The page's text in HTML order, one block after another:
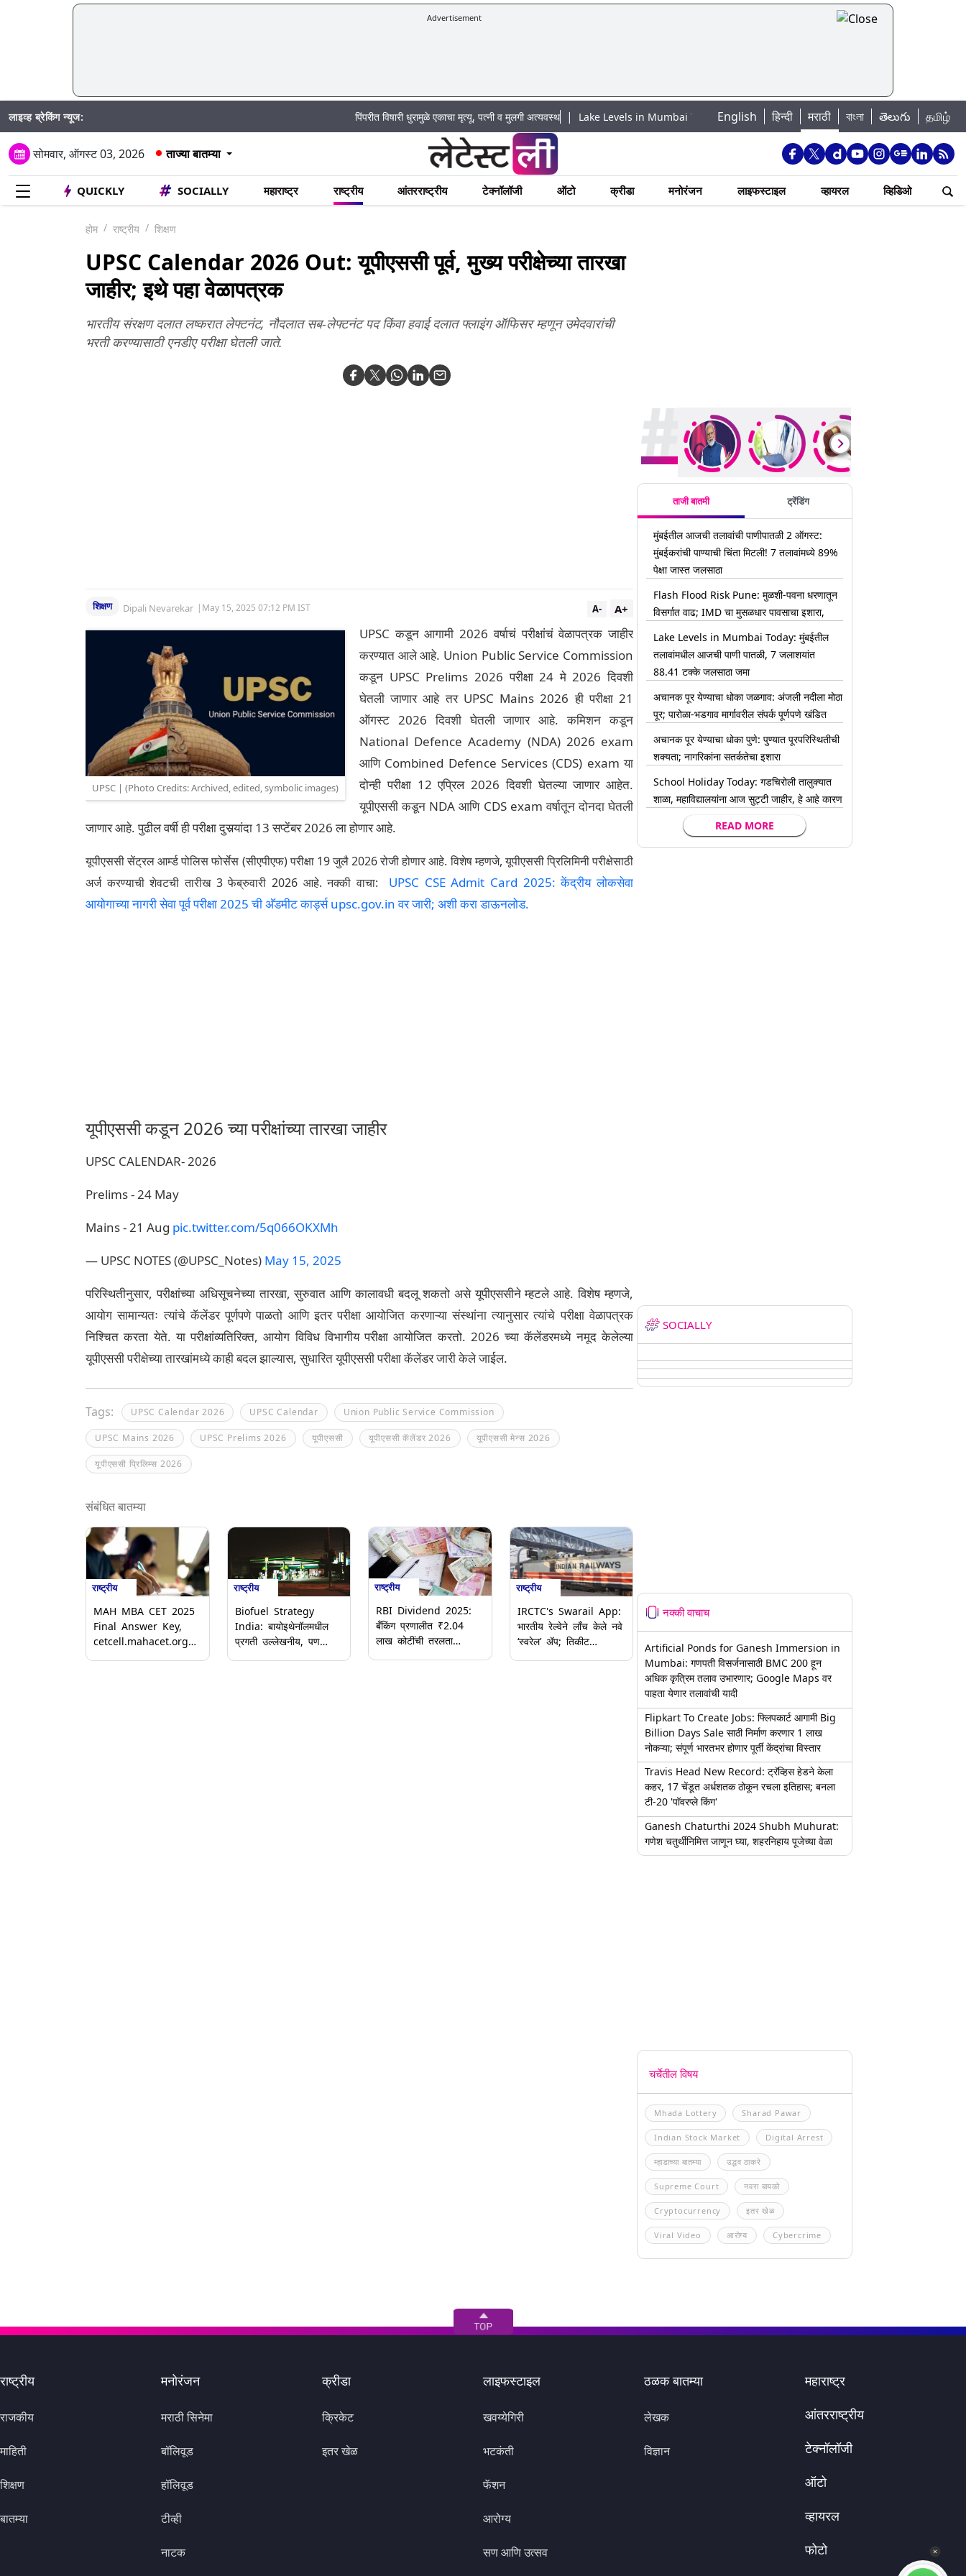
Advertisement
लाइव्ह ब्रेकिंग न्यूज: पिंपरीत विषारी धुरामुळे एकाचा मृत्यू, पत्नी व मुलगी अत्यवस्थ|Lake Levels in Mumbai Today: मुंबईतील तलावांमधील आजची पाणी पातळी, 7 जलाशयांत 88.41 टक्के जलसाठा
English हिन्दी मराठी বাংলা తెలుగు தமிழ்
सोमवार, ऑगस्ट 03, 2026 ताज्या बातम्या
QUICKLY SOCIALLY महाराष्ट्र राष्ट्रीय आंतरराष्ट्रीय टेक्नॉलॉजी ऑटो क्रीडा मनोरंजन लाइफस्टाइल व्हायरल व्हिडिओ
होम राष्ट्रीय शिक्षण
UPSC Calendar 2026 Out: यूपीएससी पूर्व, मुख्य परीक्षेच्या तारखा
जाहीर; इथे पहा वेळापत्रक
भारतीय संरक्षण दलात लष्करात लेफ्टनंट, नौदलात सब-लेफ्टनंट पद किंवा हवाई दलात फ्लाइंग ऑफिसर म्हणून उमेदवारांची
भरती करण्यासाठी एनडीए परीक्षा घेतली जाते.
शिक्षण Dipali Nevarekar | May 15, 2025 07:12 PM IST A+
A-
UPSC | (Photo Credits: Archived, edited, symbolic images)
UPSC कडून आगामी 2026 वर्षाचं परीक्षांचं वेळापत्रक जाहीर
करण्यात आले आहे. Union Public Service Commission
कडून UPSC Prelims 2026 परीक्षा 24 मे 2026 दिवशी
घेतली जाणार आहे तर UPSC Mains 2026 ही परीक्षा 21
ऑगस्ट 2026 दिवशी घेतली जाणार आहे. कमिशन कडून
National Defence Academy (NDA) 2026 exam
आणि Combined Defence Services (CDS) exam या
दोन्ही परीक्षा 12 एप्रिल 2026 दिवशी घेतल्या जाणार आहेत.
यूपीएससी कडून NDA आणि CDS exam वर्षातून दोनदा घेतली
जाणार आहे. पुढील वर्षी ही परीक्षा दुसर्‍यांदा 13 सप्टेंबर 2026 ला होणार आहे.
यूपीएससी सेंट्रल आर्म्ड पोलिस फोर्सेस (सीएपीएफ) परीक्षा 19 जुलै 2026 रोजी होणार आहे. विशेष म्हणजे, यूपीएससी प्रिलिमिनी परीक्षेसाठी
अर्ज करण्याची शेवटची तारीख 3 फेब्रुवारी 2026 आहे. नक्की वाचा: UPSC CSE Admit Card 2025: केंद्रीय लोकसेवा
आयोगाच्या नागरी सेवा पूर्व परीक्षा 2025 ची अ‍ॅडमीट कार्ड्स upsc.gov.in वर जारी; अशी करा डाऊनलोड.
यूपीएससी कडून 2026 च्या परीक्षांच्या तारखा जाहीर
UPSC CALENDAR- 2026
Prelims - 24 May
Mains - 21 Aug pic.twitter.com/5q066OKXMh
— UPSC NOTES (@UPSC_Notes) May 15, 2025
परिस्थितीनुसार, परीक्षांच्या अधिसूचनेच्या तारखा, सुरुवात आणि कालावधी बदलू शकतो असे यूपीएससीने म्हटले आहे. विशेष म्हणजे,
आयोग सामान्यतः त्यांचे कॅलेंडर पूर्णपणे पाळतो आणि इतर परीक्षा आयोजित करणाऱ्या संस्थांना त्यानुसार त्यांचे परीक्षा वेळापत्रक
निश्चित करता येते. या परीक्षांव्यतिरिक्त, आयोग विविध विभागीय परीक्षा आयोजित करतो. 2026 च्या कॅलेंडरमध्ये नमूद केलेल्या
यूपीएससी परीक्षेच्या तारखांमध्ये काही बदल झाल्यास, सुधारित यूपीएससी परीक्षा कॅलेंडर जारी केले जाईल.
Tags: UPSC Calendar 2026 UPSC Calendar Union Public Service Commission
UPSC Mains 2026 UPSC Prelims 2026 यूपीएससी यूपीएससी कॅलेंडर 2026 यूपीएससी मेन्स 2026
यूपीएससी प्रिलिम्स 2026
संबंधित बातम्या
राष्ट्रीय
MAH MBA CET 2025
Final Answer Key,
cetcell.mahacet.org
राष्ट्रीय
Biofuel Strategy
India: बायोइथेनॉलमधील
प्रगती उल्लेखनीय, पण
राष्ट्रीय
RBI Dividend 2025:
बँकिंग प्रणालीत ₹2.04
लाख कोटींची तरलता
राष्ट्रीय
IRCTC's Swarail App:
भारतीय रेल्वेने लाँच केले नवे
‘स्वरेल’ ॲप; तिकीट
ताजी बातमी ट्रेंडिंग
मुंबईतील आजची तलावांची पाणीपातळी 2 ऑगस्ट:
मुंबईकरांची पाण्याची चिंता मिटली! 7 तलावांमध्ये 89%
पेक्षा जास्त जलसाठा
Flash Flood Risk Pune: मुळशी-पवना धरणातून
विसर्गात वाढ; IMD चा मुसळधार पावसाचा इशारा,
Lake Levels in Mumbai Today: मुंबईतील
तलावांमधील आजची पाणी पातळी, 7 जलाशयांत
88.41 टक्के जलसाठा जमा
अचानक पूर येण्याचा धोका जळगाव: अंजली नदीला मोठा
पूर; पारोळा-भडगाव मार्गावरील संपर्क पूर्णपणे खंडित
अचानक पूर येण्याचा धोका पुणे: पुण्यात पूरपरिस्थितीची
शक्यता; नागरिकांना सतर्कतेचा इशारा
School Holiday Today: गडचिरोली तालुक्यात
शाळा, महाविद्यालयांना आज सुट्टी जाहीर, हे आहे कारण
READ MORE
SOCIALLY
नक्की वाचाच
Artificial Ponds for Ganesh Immersion in
Mumbai: गणपती विसर्जनासाठी BMC 200 हून
अधिक कृत्रिम तलाव उभारणार; Google Maps वर
पाहता येणार तलावांची यादी
Flipkart To Create Jobs: फ्लिपकार्ट आगामी Big
Billion Days Sale साठी निर्माण करणार 1 लाख
नोकऱ्या; संपूर्ण भारतभर होणार पूर्ती केंद्रांचा विस्तार
Travis Head New Record: ट्रॅव्हिस हेडने केला
कहर, 17 चेंडूत अर्धशतक ठोकून रचला इतिहास; बनला
टी-20 'पॉवरप्ले किंग'
Ganesh Chaturthi 2024 Shubh Muhurat:
गणेश चतुर्थीनिमित्त जाणून घ्या, शहरनिहाय पूजेच्या वेळा
चर्चेतील विषय
Mhada Lottery Sharad Pawar
Indian Stock Market Digital Arrest
म्हाडाच्या बातम्या उद्धव ठाकरे
Supreme Court नवरा बायको
Cryptocurrency इतर खेळ
Viral Video आरोग्य Cybercrime
राष्ट्रीय
राजकीय
माहिती
शिक्षण
बातम्या
मनोरंजन
मराठी सिनेमा
बॉलिवूड
हॉलिवूड
टीव्ही
नाटक
क्रीडा
क्रिकेट
इतर खेळ
लाइफस्टाइल
खवय्येगिरी
भटकंती
फॅशन
आरोग्य
सण आणि उत्सव
ठळक बातम्या
लेखक
विज्ञान
महाराष्ट्र
आंतरराष्ट्रीय
टेक्नॉलॉजी
ऑटो
व्हायरल
फोटो